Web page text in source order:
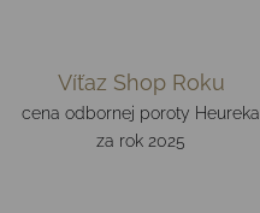
Víťaz Shop Roku
cena odbornej poroty Heureka
za rok 2025